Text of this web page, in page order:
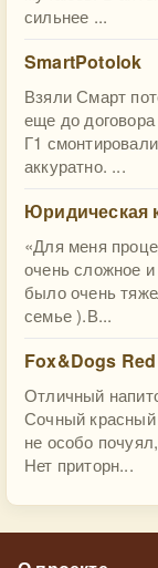
сильнее ...
SmartPotolok
Взяли Смарт
еще до
Г1
аккуратно. ...
Юридическая
«Для меня
очень сложное
было очень
семье ).В...
Fox&Dogs
Отличный
Сочный
не особо
Нет приторн...